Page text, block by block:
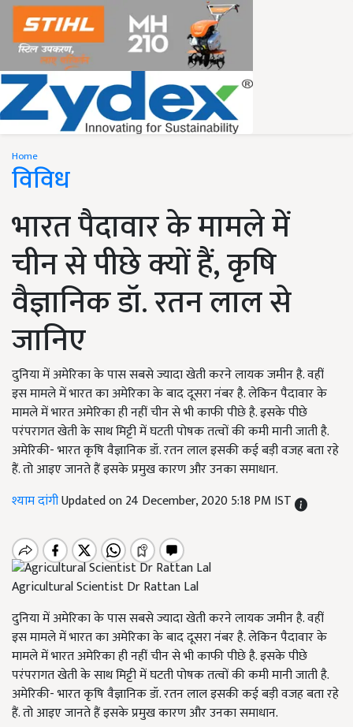
Home
विविध
भारत पैदावार के मामले में
चीन से पीछे क्यों हैं, कृषि
वैज्ञानिक डॉ. रतन लाल से
जानिए
दुनिया में अमेरिका के पास सबसे ज्यादा खेती करने लायक जमीन है. वहीं
इस मामले में भारत का अमेरिका के बाद दूसरा नंबर है. लेकिन पैदावार के
मामले में भारत अमेरिका ही नहीं चीन से भी काफी पीछे है. इसके पीछे
परंपरागत खेती के साथ मिट्टी में घटती पोषक तत्वों की कमी मानी जाती है.
अमेरिकी- भारत कृषि वैज्ञानिक डॉ. रतन लाल इसकी कई बड़ी वजह बता रहे
हैं. तो आइए जानते हैं इसके प्रमुख कारण और उनका समाधान.
श्याम दांगीUpdated on 24 December, 2020 5:18 PM IST
Agricultural Scientist Dr Rattan Lal
दुनिया में अमेरिका के पास सबसे ज्यादा खेती करने लायक जमीन है. वहीं
इस मामले में भारत का अमेरिका के बाद दूसरा नंबर है. लेकिन पैदावार के
मामले में भारत अमेरिका ही नहीं चीन से भी काफी पीछे है. इसके पीछे
परंपरागत खेती के साथ मिट्टी में घटती पोषक तत्वों की कमी मानी जाती है.
अमेरिकी- भारत कृषि वैज्ञानिक डॉ. रतन लाल इसकी कई बड़ी वजह बता रहे
हैं. तो आइए जानते हैं इसके प्रमुख कारण और उनका समाधान.